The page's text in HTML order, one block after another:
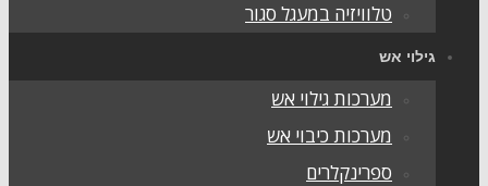
טלוויזיה במעגל סגור
אש
מערכות גילוי אש
מערכות כיבוי אש
ספרינקלרים